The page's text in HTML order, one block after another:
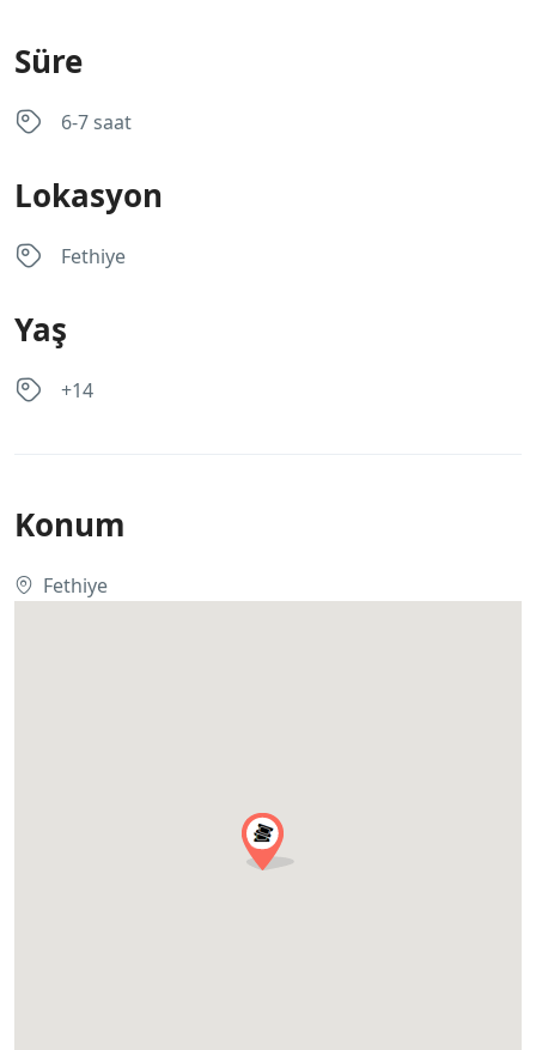
Süre
6-7 saat
Lokasyon
Fethiye
Yaş
+14
Konum
Fethiye